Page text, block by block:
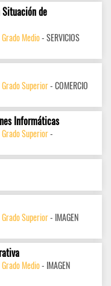
de
Medio- SERVICIOS
Superior- COMERCIO
Informáticas
Superior-
Superior- IMAGEN
Medio- IMAGEN